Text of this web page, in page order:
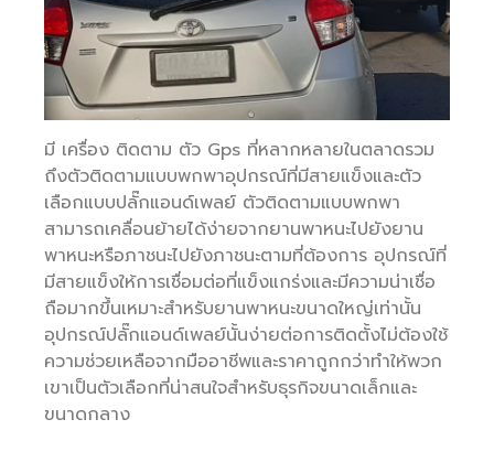
มี เครื่อง ติดตาม ตัว Gps ที่หลากหลายในตลาดรวม
ถึงตัวติดตามแบบพกพาอุปกรณ์ที่มีสายแข็งและตัว
เลือกแบบปลั๊กแอนด์เพลย์ ตัวติดตามแบบพกพา
สามารถเคลื่อนย้ายได้ง่ายจากยานพาหนะไปยังยาน
พาหนะหรือภาชนะไปยังภาชนะตามที่ต้องการ อุปกรณ์ที่
มีสายแข็งให้การเชื่อมต่อที่แข็งแกร่งและมีความน่าเชื่อ
ถือมากขึ้นเหมาะสำหรับยานพาหนะขนาดใหญ่เท่านั้น
อุปกรณ์ปลั๊กแอนด์เพลย์นั้นง่ายต่อการติดตั้งไม่ต้องใช้
ความช่วยเหลือจากมืออาชีพและราคาถูกกว่าทำให้พวก
เขาเป็นตัวเลือกที่น่าสนใจสำหรับธุรกิจขนาดเล็กและ
ขนาดกลาง